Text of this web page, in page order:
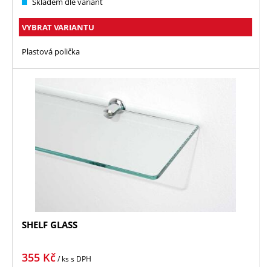
VYBRAT VARIANTU
Plastová polička
SHELF GLASS
355 Kč/ kss DPH